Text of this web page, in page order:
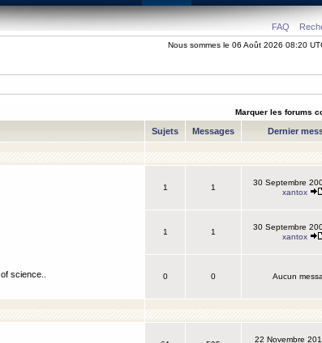
FAQ
Nous sommes le 06 Août 2026 08:20
Marquer les forums
Sujets Messages Dernier
1 1
30 Septembre
xantox
1 1
30 Septembre
xantox
science..
0 0 Aucun
22 Novembre